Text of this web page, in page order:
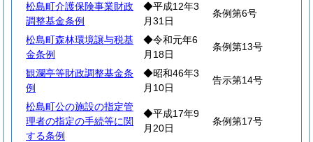
松島町介護保険事業財政
調整基金条例
◆平成12年3
月31日
条例第6号
松島町森林環境譲与税基
金条例
◆令和元年6
月18日
条例第13号
観瀾亭等財政調整基金条
例
◆昭和46年3
月10日
告示第14号
松島町公の施設の指定管
理者の指定の手続等に関
する条例
◆平成17年9
月20日
条例第17号